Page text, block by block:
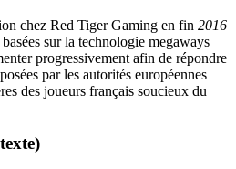
chez Red Tiger Gaming en fin 2016
sur la technologie megaways
progressivement afin de répondre
par les autorités européennes
des joueurs français soucieux du